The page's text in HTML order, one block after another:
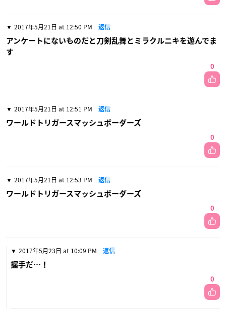
2017年5月21日 at 12:50 PM 返信
アンケートにないものだと刀剣乱舞とミラクルニキを遊んでま
す
0
2017年5月21日 at 12:51 PM 返信
ワールドトリガースマッシュボーダーズ
0
2017年5月21日 at 12:53 PM 返信
ワールドトリガースマッシュボーダーズ
0
2017年5月23日 at 10:09 PM 返信
握手だ…！
0